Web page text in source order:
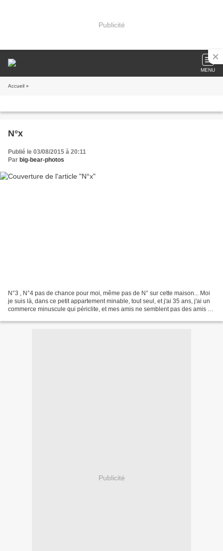
Publicité
MENU
Accueil »
N°x
Publié le 03/08/2015 à 20:11
Par big-bear-photos
N°3 , N°4 pas de chance pour moi, même pas de N° sur cette maison... Moi
je suis là, dans ce petit appartement minable, tout seul, et j'ai 35 ans, j'ai un
commerce minuscule qui périclite, et mes amis ne semblent pas des amis du
Publicité